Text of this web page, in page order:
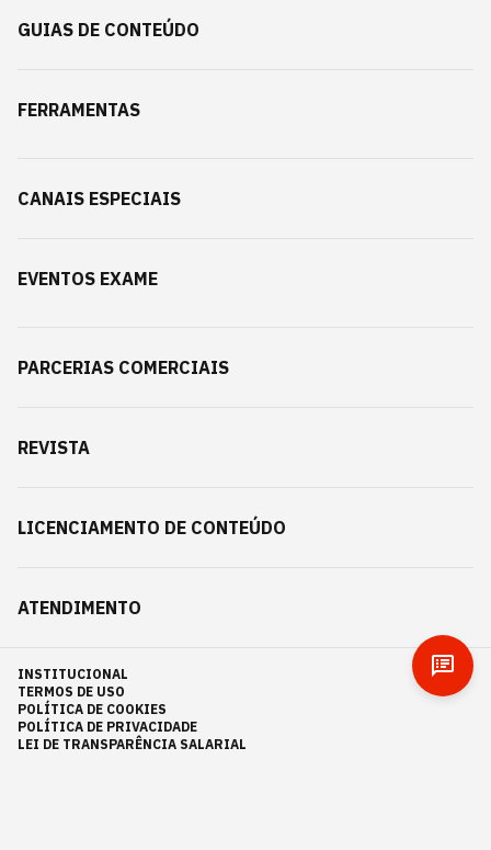
GUIAS DE CONTEÚDO
FERRAMENTAS
CANAIS ESPECIAIS
EVENTOS EXAME
PARCERIAS COMERCIAIS
REVISTA
LICENCIAMENTO DE CONTEÚDO
ATENDIMENTO
INSTITUCIONAL
TERMOS DE USO
POLÍTICA DE COOKIES
POLÍTICA DE PRIVACIDADE
LEI DE TRANSPARÊNCIA SALARIAL